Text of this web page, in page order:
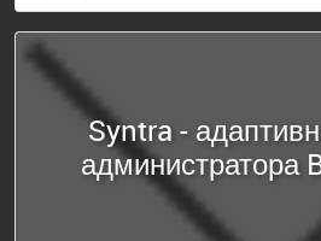
Syntra -
администратора